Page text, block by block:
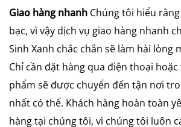
Giao hàng nhanh Chúng tôi hiểu
bạc, vì vậy dịch vụ giao hàng nhanh
Sinh Xanh chắc chắn sẽ làm hài lòng
Chỉ cần đặt hàng qua điện thoại hoặc
phẩm sẽ được chuyển đến tận nơi
nhất có thể. Khách hàng hoàn toàn
hàng tại chúng tôi, vì chúng tôi luôn